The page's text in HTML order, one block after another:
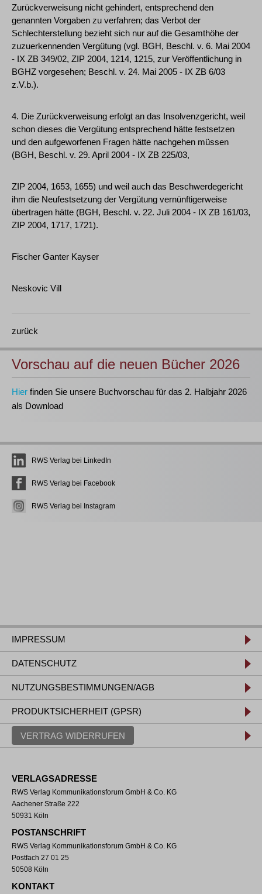
Zurückverweisung nicht gehindert, entsprechend den
genannten Vorgaben zu verfahren; das Verbot der
Schlechterstellung bezieht sich nur auf die Gesamthöhe der
zuzuerkennenden Vergütung (vgl. BGH, Beschl. v. 6. Mai 2004
- IX ZB 349/02, ZIP 2004, 1214, 1215, zur Veröffentlichung in
BGHZ vorgesehen; Beschl. v. 24. Mai 2005 - IX ZB 6/03
z.V.b.).
4. Die Zurückverweisung erfolgt an das Insolvenzgericht, weil
schon dieses die Vergütung entsprechend hätte festsetzen
und den aufgeworfenen Fragen hätte nachgehen müssen
(BGH, Beschl. v. 29. April 2004 - IX ZB 225/03,
ZIP 2004, 1653, 1655) und weil auch das Beschwerdegericht
ihm die Neufestsetzung der Vergütung vernünftigerweise
übertragen hätte (BGH, Beschl. v. 22. Juli 2004 - IX ZB 161/03,
ZIP 2004, 1717, 1721).
Fischer Ganter Kayser
Neskovic Vill
zurück
Vorschau auf die neuen Bücher 2026
Hier finden Sie unsere Buchvorschau für das 2. Halbjahr 2026
als Download
RWS Verlag bei LinkedIn
RWS Verlag bei Facebook
RWS Verlag bei Instagram
IMPRESSUM
DATENSCHUTZ
NUTZUNGSBESTIMMUNGEN/AGB
PRODUKTSICHERHEIT (GPSR)
VERTRAG WIDERRUFEN
VERLAGSADRESSE
RWS Verlag Kommunikationsforum GmbH & Co. KG
Aachener Straße 222
50931 Köln
POSTANSCHRIFT
RWS Verlag Kommunikationsforum GmbH & Co. KG
Postfach 27 01 25
50508 Köln
KONTAKT